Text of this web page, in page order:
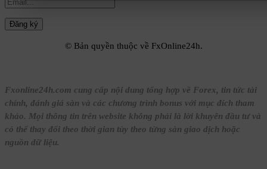
© Bản quyền thuộc về FxOnline24h.
Fxonline24h.com cung cấp nội dung tổng hợp về Forex, tin tức tài
chính, đánh giá sàn và các chương trình bonus với mục đích tham
khảo. Mọi thông tin trên website không phải là lời khuyên đầu tư và
có thể thay đổi theo thời gian tùy theo từng sàn giao dịch hoặc
nguồn dữ liệu.